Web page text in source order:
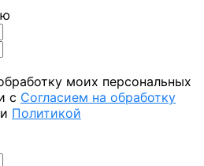
моих персональных
с Согласием на обработку
и Политикой